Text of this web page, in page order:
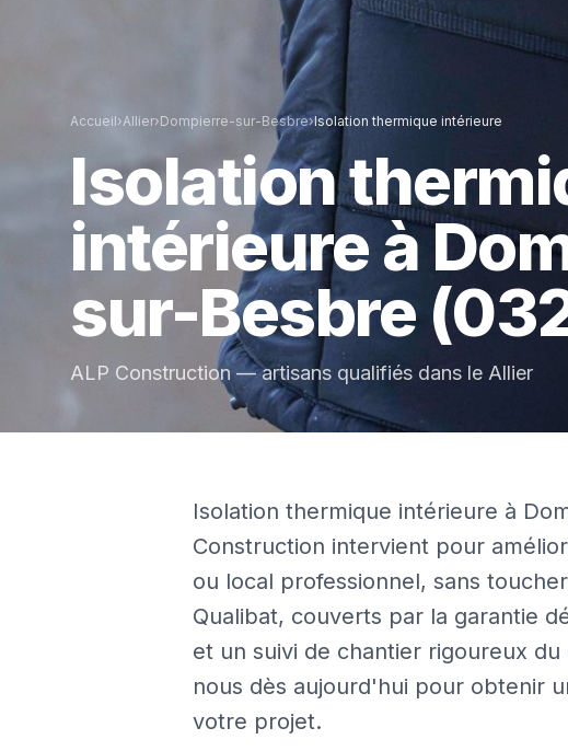
Accueil›Allier›Dompierre-sur-Besbre›Isolation thermique intérieure
Isolation
intérieureà
sur-Besbre
ALP Construction — artisans qualifiés dans le Allier
Isolation thermique intérieure à
Construction intervient pour
ou local professionnel, sans
Qualibat, couverts par la garantie
et un suivi de chantier rigoureux
nous dès aujourd'hui pour obtenir
votre projet.